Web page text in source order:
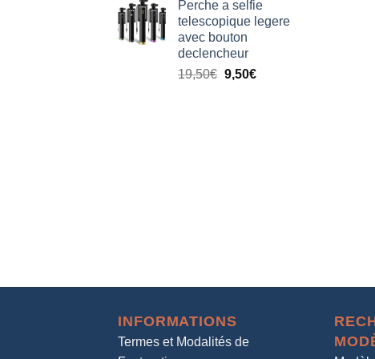
Perche a selfie
telescopique legere
avec bouton
declencheur
19,50€ 9,50€
INFORMATIONS
Termes et Modalités de